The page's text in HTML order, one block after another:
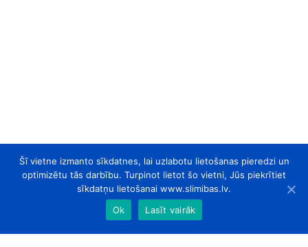
Šī vietne izmanto sīkdatnes, lai uzlabotu lietošanas pieredzi un
optimizētu tās darbību. Turpinot lietot šo vietni, Jūs piekrītiet
sīkdatņu lietošanai www.slimibas.lv.
Ok
Lasīt vairāk